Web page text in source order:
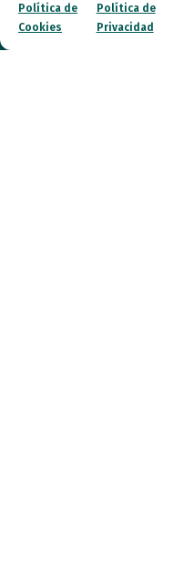
Política de
Cookies
Política de
Privacidad
Entidades